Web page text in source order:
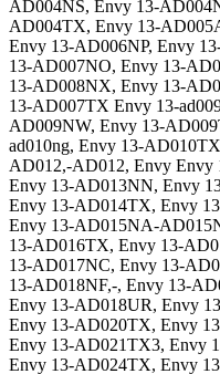
AD004NS, Envy 13-
AD004TX, Envy 13-
Envy 13-AD006NP, Envy
13-AD007NO, Envy 13-
13-AD008NX, Envy 13-
13-AD007TX Envy 13-
AD009NW, Envy 13-
ad010ng, Envy 13-
AD012,-AD012, Envy
Envy 13-AD013NN, Envy
Envy 13-AD014TX, Envy
Envy 13-AD015NA-
13-AD016TX, Envy 13-
13-AD017NC, Envy 13-
13-AD018NF,-, Envy 13-
Envy 13-AD018UR, Envy
Envy 13-AD020TX, Envy
Envy 13-AD021TX3, Envy
Envy 13-AD024TX, Envy